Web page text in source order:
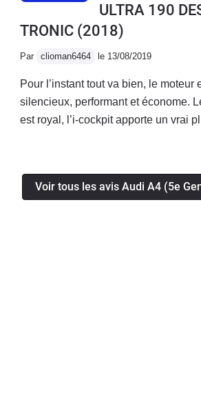
ULTRA 190
TRONIC (2018)
Par clioman6464 le 13/08/2019
Pour l’instant tout va bien, le moteur
silencieux, performant et économe.
est royal, l’i-cockpit apporte un vrai
permet d’avoir une voiture bonne à
Voir tous les avis Audi A4 (5e